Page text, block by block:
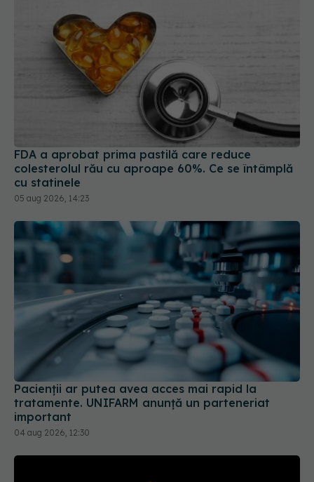
FDA a aprobat prima pastilă care reduce
colesterolul rău cu aproape 60%. Ce se întâmplă
05 aug 2026, 14:23
Pacienții ar putea avea acces mai rapid la
tratamente. UNIFARM anunță un parteneriat
important
04 aug 2026, 12:30